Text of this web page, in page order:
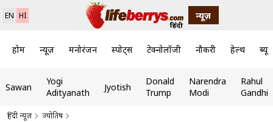
EN HI न्यूज़
होम न्यूज़ मनोरंजन स्पोर्ट्स टेक्नोलॉजी नौकरी हेल्थ
Sawan
Yogi
Adityanath
Jyotish
Donald
Trump
Narendra
Modi
Rahul
Gandhi
हिंदी न्यूज़ ज्योतिष